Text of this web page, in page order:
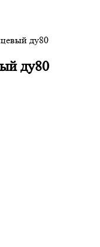
ду80
ду80